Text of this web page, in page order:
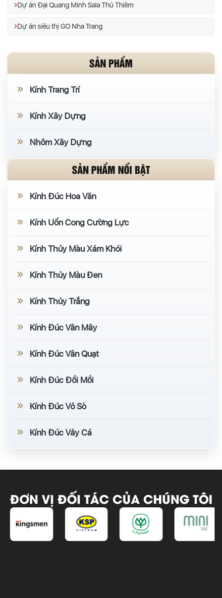
Dự án Đại Quang Minh Sala Thủ Thiêm
Dự án siêu thị GO Nha Trang
SẢN PHẨM
Kính Trang Trí
Kính Xây Dựng
Nhôm Xây Dựng
SẢN PHẨM NỔI BẬT
Kính Đúc Hoa Văn
Kính Uốn Cong Cường Lực
Kính Thủy Màu Xám Khói
Kính Thủy Màu Đen
Kính Thủy Trắng
Kính Đúc Vân Mây
Kính Đúc Vân Quạt
Kính Đúc Đồi Mồi
Kính Đúc Vỏ Sò
Kính Đúc Vảy Cá
ĐƠN VỊ ĐỐI TÁC CỦA CHÚNG TÔI